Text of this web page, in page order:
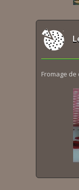
Fromage